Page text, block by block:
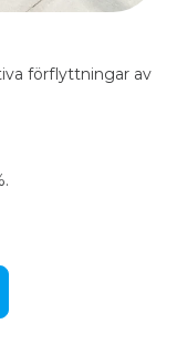
förflyttningar av